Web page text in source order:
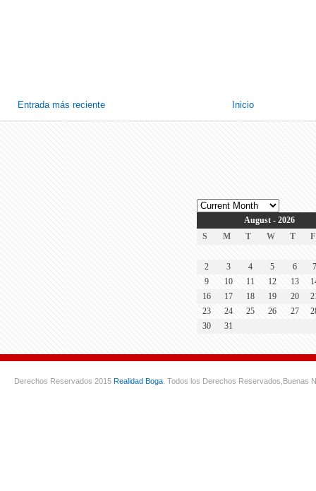
Entrada más reciente Inicio
August - 2026
S
M T W T F
2 3 4 5 6
9
10 11 12 13
16
17 18 19 20
23
24 25 26 27
30
31
Derechos Reservados 2015 Realidad Boga . Todos los Derechos Reservados, Buenas